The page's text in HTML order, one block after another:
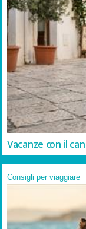
Vacanze con il
Consigli per viaggiare